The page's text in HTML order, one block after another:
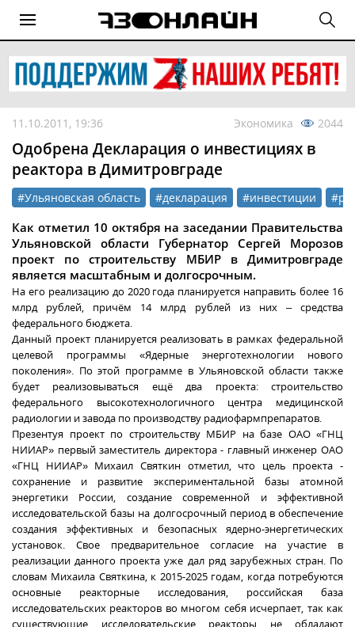
11.10.2011, 19:36 Экономика 2044
Одобрена Декларация о инвестициях в
реактора в Димитровграде
#Ульяновская область #декларация #инвестиции
Как отметил 10 октября на заседании Правительства
Ульяновской области Губернатор Сергей Морозов
проект по строительству МБИР в Димитровграде
является масштабным и долгосрочным.
На его реализацию до 2020 года планируется направить более 16
млрд рублей, причём 14 млрд рублей из них – средства
федерального бюджета.
Данный проект планируется реализовать в рамках федеральной
целевой программы «Ядерные энерготехнологии нового
поколения». По этой программе в Ульяновской области также
будет реализовываться ещё два проекта: строительство
федерального высокотехнологичного центра медицинской
радиологии и завода по производству радиофармпрепаратов.
Презентуя проект по строительству МБИР на базе ОАО «ГНЦ
НИИАР» первый заместитель директора - главный инженер ОАО
«ГНЦ НИИАР» Михаил Святкин отметил, что цель проекта -
сохранение и развитие экспериментальной базы атомной
энергетики России, создание современной и эффективной
исследовательской базы на долгосрочный период в обеспечение
создания эффективных и безопасных ядерно-энергетических
установок. Свое предварительное согласие на участие в
реализации данного проекта уже дал ряд зарубежных стран. По
словам Михаила Святкина, к 2015-2025 годам, когда потребуются
основные реакторные исследования, российская база
исследовательских реакторов во многом себя исчерпает, так как
существующие исследовательские реакторы не обладают